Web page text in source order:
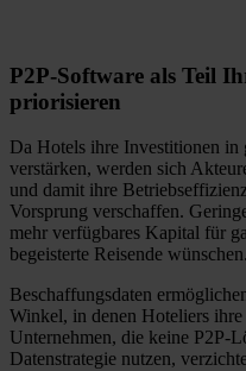
P2P-Software als Teil
priorisieren
Da Hotels ihre Investitionen in
verstärken, werden sich
und damit ihre
Vorsprung verschaffen.
mehr verfügbares Kapital für
begeisterte Reisende wünschen.
Beschaffungsdaten
Winkel, in denen Hoteliers
Unternehmen, die keine P2P-
Datenstrategie nutzen,